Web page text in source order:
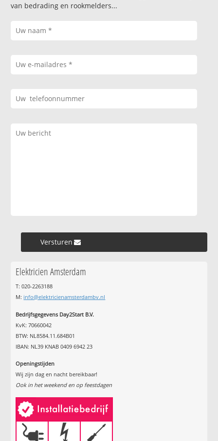
van bedrading en rookmelders...
Versturen »
Elektricien Amsterdam
T: 020-2263188
M: info@elektricienamsterdambv.nl
Bedrijfsgegevens Day2Start B.V.
KvK: 70660042
BTW: NL8584.11.684B01
IBAN: NL39 KNAB 0409 6942 23
Openingstijden
Wij zijn dag en nacht bereikbaar!
Ook in het weekend en op feestdagen